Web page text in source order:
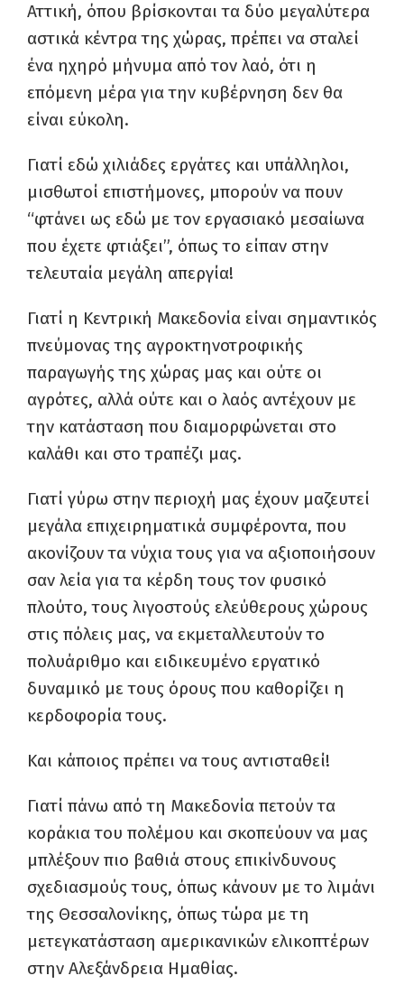
Αττική, όπου βρίσκονται τα δύο μεγαλύτερα
αστικά κέντρα της χώρας, πρέπει να σταλεί
ένα ηχηρό μήνυμα από τον λαό, ότι η
επόμενη μέρα για την κυβέρνηση δεν θα
είναι εύκολη.
Γιατί εδώ χιλιάδες εργάτες και υπάλληλοι,
μισθωτοί επιστήμονες, μπορούν να πουν
“φτάνει ως εδώ με τον εργασιακό μεσαίωνα
που έχετε φτιάξει”, όπως το είπαν στην
τελευταία μεγάλη απεργία!
Γιατί η Κεντρική Μακεδονία είναι σημαντικός
πνεύμονας της αγροκτηνοτροφικής
παραγωγής της χώρας μας και ούτε οι
αγρότες, αλλά ούτε και ο λαός αντέχουν με
την κατάσταση που διαμορφώνεται στο
καλάθι και στο τραπέζι μας.
Γιατί γύρω στην περιοχή μας έχουν μαζευτεί
μεγάλα επιχειρηματικά συμφέροντα, που
ακονίζουν τα νύχια τους για να αξιοποιήσουν
σαν λεία για τα κέρδη τους τον φυσικό
πλούτο, τους λιγοστούς ελεύθερους χώρους
στις πόλεις μας, να εκμεταλλευτούν το
πολυάριθμο και ειδικευμένο εργατικό
δυναμικό με τους όρους που καθορίζει η
κερδοφορία τους.
Και κάποιος πρέπει να τους αντισταθεί!
Γιατί πάνω από τη Μακεδονία πετούν τα
κοράκια του πολέμου και σκοπεύουν να μας
μπλέξουν πιο βαθιά στους επικίνδυνους
σχεδιασμούς τους, όπως κάνουν με το λιμάνι
της Θεσσαλονίκης, όπως τώρα με τη
μετεγκατάσταση αμερικανικών ελικοπτέρων
στην Αλεξάνδρεια Ημαθίας.